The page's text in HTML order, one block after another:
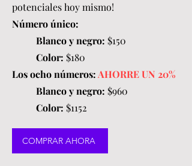
potenciales hoy mismo!
Número único:
Blanco y negro: $150
Color: $180
Los ocho números: AHORRE UN 20%
Blanco y negro: $960
Color: $1152
COMPRAR AHORA